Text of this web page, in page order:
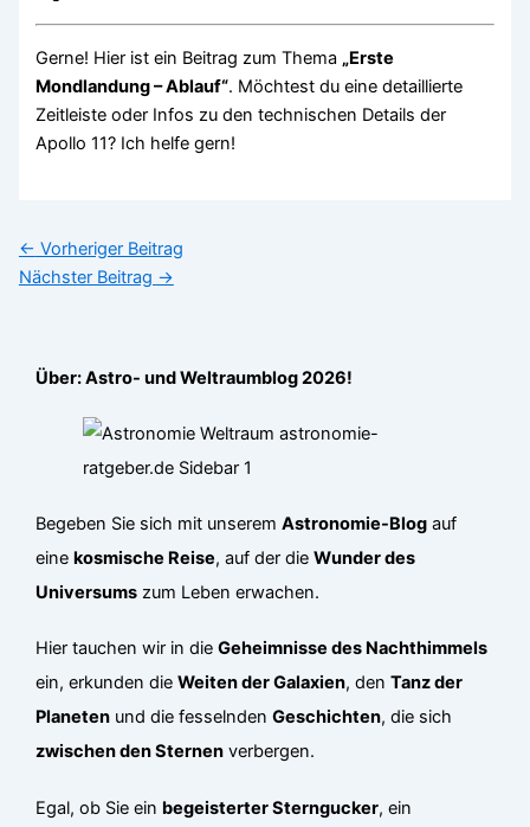
Gerne! Hier ist ein Beitrag zum Thema „Erste
Mondlandung – Ablauf“. Möchtest du eine detaillierte
Zeitleiste oder Infos zu den technischen Details der
Apollo 11? Ich helfe gern!
← Vorheriger Beitrag
Nächster Beitrag →
Über: Astro- und Weltraumblog 2026!
Begeben Sie sich mit unseremAstronomie-Blog auf
einekosmische Reise, auf der dieWunder des
Universums zum Leben erwachen.
Hier tauchen wir in dieGeheimnisse des Nachthimmels
ein, erkunden dieWeiten der Galaxien, denTanz der
Planeten und die fesselndenGeschichten, die sich
zwischen den Sternen verbergen.
Egal, ob Sie ein begeisterter Sterngucker, ein